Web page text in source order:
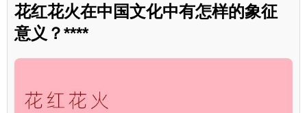
花红花火在中国文化中有怎样的象征
意义？****